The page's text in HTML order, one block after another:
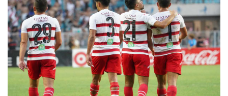
البث المباشر
Chrono24
Sports 24